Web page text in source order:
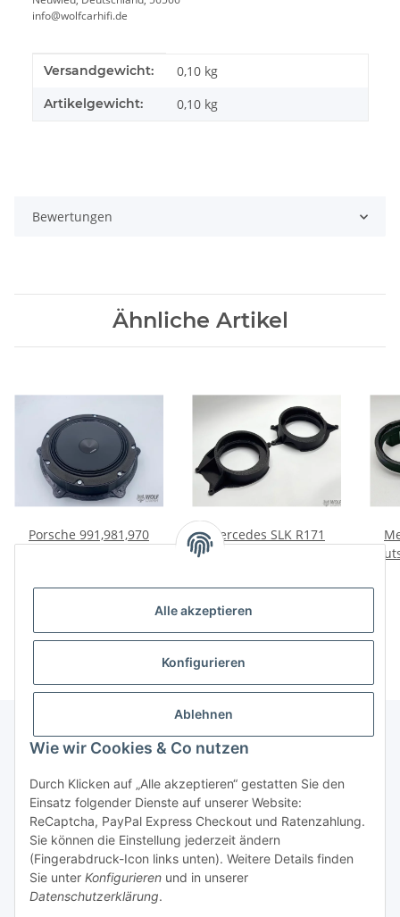
Alle akzeptieren
Konfigurieren
Ablehnen
Wie wir Cookies & Co nutzen
Durch Klicken auf „Alle akzeptieren“ gestatten Sie den
Einsatz folgender Dienste auf unserer Website:
ReCaptcha, PayPal Express Checkout und Ratenzahlung.
Sie können die Einstellung jederzeit ändern
(Fingerabdruck-Icon links unten). Weitere Details finden
Sie unter Konfigurieren und in unserer
Datenschutzerklärung.
info@wolfcarhifi.de
Produkteigenschaft
Wert
Versandgewicht: 0,10 kg
Artikelgewicht: 0,10 kg
Bewertungen
Ähnliche Artikel
Porsche 991,981,970
Mercedes SLK R171
Lautsprecheradapter
Gesetzliche Informationen
Vertrag widerrufen